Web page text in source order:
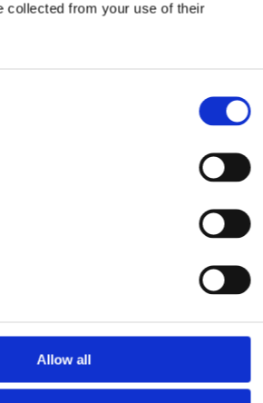
collected from your use of their
Allow all
API-first Commerce-Plattform für
Szenarien.